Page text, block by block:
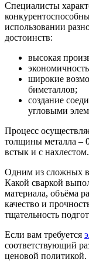
Специалисты
использовании
достоинств:
высокая
широкие
биметаллов;
создание
угловыми
Процесс
толщины металла –
встык и с нахлестом.
Одним из сложных в
Какой сваркой
материала, объёма
качество и
тщательность
Если вам требуется
соответствующий
ценовой политикой.